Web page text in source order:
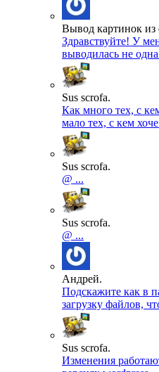
Вывод картинок из
Здравствуйте! У
выводилась не
Sus scrofa.
Как много тех, с
мало тех, с кем
Sus scrofa.
@ ...
Sus scrofa.
@ ...
Андрей.
Подскажите как в
загрузку файлов,
Sus scrofa.
Изменения